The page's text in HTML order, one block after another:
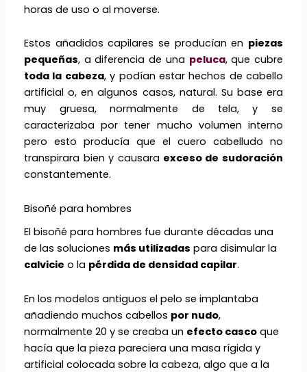
horas de uso o al moverse.
Estos añadidos capilares se producían en piezas
pequeñas, a diferencia de una peluca, que cubre
toda la cabeza, y podían estar hechos de cabello
artificial o, en algunos casos, natural. Su base era
muy gruesa, normalmente de tela, y se
caracterizaba por tener mucho volumen interno
pero esto producía que el cuero cabelludo no
transpirara bien y causara exceso de sudoración
constantemente.
Bisoñé para hombres
El bisoñé para hombres fue durante décadas una
de las soluciones más utilizadas para disimular la
calvicie o la pérdida de densidad capilar.
En los modelos antiguos el pelo se implantaba
añadiendo muchos cabellos por nudo,
normalmente 20 y se creaba un efecto casco que
hacía que la pieza pareciera una masa rígida y
artificial colocada sobre la cabeza, algo que a la